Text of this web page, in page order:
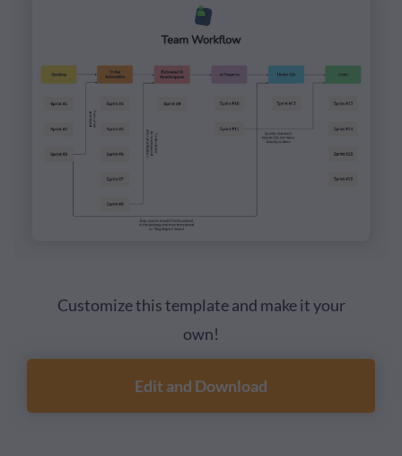
Customize this template and make it your
own!
Edit and Download